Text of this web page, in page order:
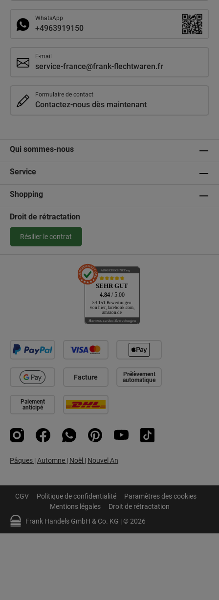
WhatsApp
+4963919150
E-mail
service-france@frank-flechtwaren.fr
Formulaire de contact
Contactez-nous dès maintenant
Qui sommes-nous
Service
Shopping
Droit de rétractation
Résilier le contrat
AUSGEZEICHNET.org
SEHR GUT
4.84 / 5.00
54.151 Bewertungen
von hier, facebook.com,
amazon.de
Hinweis zu den Bewertungen
Facture
Prélèvement
automatique
Paiement
anticipé
InstagramFacebookWhatsApp PinterestYouTubeTikTok
Pâques | Automne | Noël | Nouvel An
Frank Handels GmbH & Co. KG | © 2026
CGV Politique de confidentialité
Paramètres des cookies
Mentions légales
Droit de rétractation